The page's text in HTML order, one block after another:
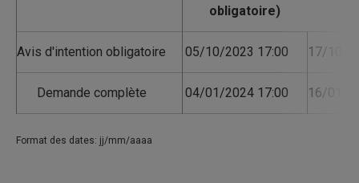
Avis d'intention obligatoire 05/10/2023 17:00 17/10/
Demande complète 04/01/2024 17:00 16/01/
Format des dates: jj/mm/aaaa